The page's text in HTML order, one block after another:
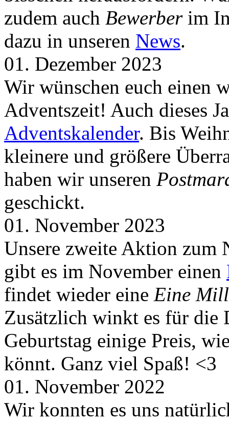
zudem auch Bewerberim
dazu in unseren News.
01. Dezember 2023
Wir wünschen euch einen
Adventszeit! Auch dieses
Adventskalender. Bis
kleinere und größere
haben wir unseren
geschickt.
01. November 2023
Unsere zweite Aktion zum
gibt es im November einen
findet wieder eine Eine
Zusätzlich winkt es für die
Geburtstag einige Preis,
könnt. Ganz viel Spaß! <3
01. November 2022
Wir konnten es uns